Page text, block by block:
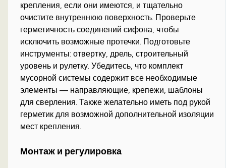
крепления, если они имеются, и тщательно
очистите внутреннюю поверхность. Проверьте
герметичность соединений сифона, чтобы
исключить возможные протечки. Подготовьте
инструменты: отвертку, дрель, строительный
уровень и рулетку. Убедитесь, что комплект
мусорной системы содержит все необходимые
элементы — направляющие, крепежи, шаблоны
для сверления. Также желательно иметь под рукой
герметик для возможной дополнительной изоляции
мест крепления.
Монтаж и регулировка